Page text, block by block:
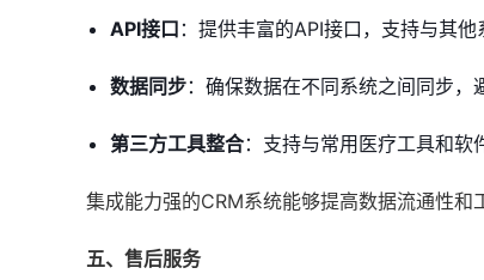
API接口 ：提供丰富的API接口，支持与其他
数据同步：确保数据在不同系统之间同步，
第三方工具整合：支持与常用医疗工具和软
集成能力强的CRM系统能够提高数据流通性和
五、售后服务